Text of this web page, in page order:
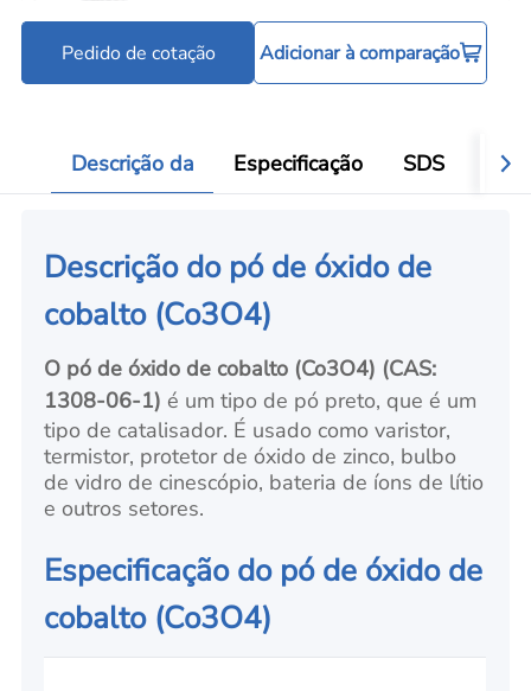
Pedido de cotação Adicionar à comparação
Descrição da Especificação SDS
Descrição do pó de óxido de
cobalto (Co3O4)
O pó de óxido de cobalto (Co3O4) (CAS:
1308-06-1) é umtipo de pó preto, que é um
tipo de catalisador. É usado como varistor,
termistor, protetor de óxido de zinco, bulbo
de vidro de cinescópio, bateria de íons de lítio
e outros setores.
Especificação do pó de óxido de
cobalto (Co3O4)